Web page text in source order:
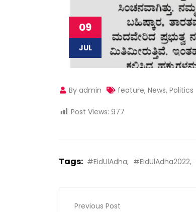
09
JUL
By admin feature, News, Politics
Post Views: 977
Tags: #EidUlAdha #EidUlAdha2022
Previous Post